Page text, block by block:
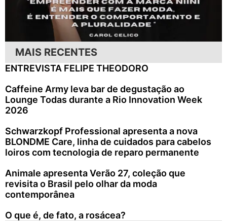
MAIS RECENTES
ENTREVISTA FELIPE THEODORO
Caffeine Army leva bar de degustação ao
Lounge Todas durante a Rio Innovation Week
2026
Schwarzkopf Professional apresenta a nova
BLONDME Care, linha de cuidados para cabelos
loiros com tecnologia de reparo permanente
Animale apresenta Verão 27, coleção que
revisita o Brasil pelo olhar da moda
contemporânea
O que é, de fato, a rosácea?